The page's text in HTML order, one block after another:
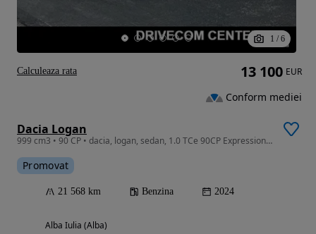
1 / 6
Dacia Logan
999 cm3 • 90 CP • dacia, logan, sedan, 1.0 TCe 90CP Expression MT6
Promovat
21 568 km Benzina 2024
Alba Iulia (Alba)
13 100 EUR
Conform mediei
Calculeaza rata